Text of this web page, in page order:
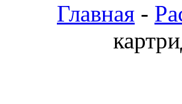
Главная -